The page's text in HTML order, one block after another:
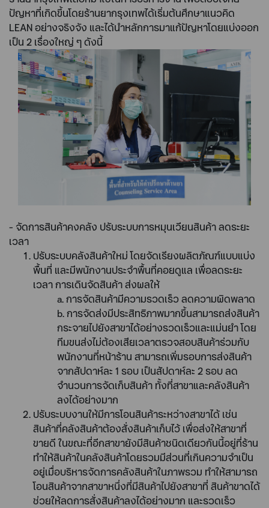
ปัญหาที่เกิดขึ้นโดยร้านยากรุงเทพได้เริ่มต้นศึกษาแนวคิด
LEAN อย่างจริงจัง และได้นำหลักการมาแก้ปัญหาโดยแบ่งออก
เป็น 2 เรื่องใหญ่ ๆ ดังนี้
- จัดการสินค้าคงคลัง ปรับระบบการหมุนเวียนสินค้า ลดระยะ
เวลา
ปรับระบบคลังสินค้าใหม่ โดยจัดเรียงผลิตภัณฑ์แบบแบ่ง
พื้นที่ และมีพนักงานประจำพื้นที่คอยดูแล เพื่อลดระยะ
เวลา การเดินจัดสินค้า ส่งผลให้
a. การจัดสินค้ามีความรวดเร็ว ลดความผิดพลาด
b. การจัดส่งมีประสิทธิภาพมากขึ้นสามารถส่งสินค้า
กระจายไปยังสาขาได้อย่างรวดเร็วและแม่นยำ โดย
ทีมขนส่งไม่ต้องเสียเวลาตรวจสอบสินค้าร่วมกับ
พนักงานที่หน้าร้าน สามารถเพิ่มรอบการส่งสินค้า
จากสัปดาห์ละ 1 รอบ เป็นสัปดาห์ละ 2 รอบ ลด
จำนวนการจัดเก็บสินค้า ทั้งที่สาขาและคลังสินค้า
ลงได้อย่างมาก
ปรับระบบงานให้มีการโอนสินค้าระหว่างสาขาได้ เช่น
สินค้าที่คลังสินค้าต้องสั่งสินค้าเก็บไว้ เพื่อส่งให้สาขาที่
ขายดี ในขณะที่อีกสาขายังมีสินค้าชนิดเดียวกันนี้อยู่ที่ร้าน
ทำให้สินค้าในคลังสินค้าโดยรวมมีส่วนที่เกินความจำเป็น
อยู่เมื่อบริหารจัดการคลังสินค้าในภาพรวม ทำให้สามารถ
โอนสินค้าจากสาขาหนึ่งที่มีสินค้าไปยังสาขาที่ สินค้าขาดได้
ช่วยให้ลดการสั่งสินค้าลงได้อย่างมาก และรวดเร็ว